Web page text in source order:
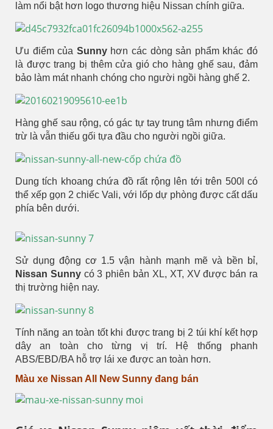
làm nổi bật hơn logo thương hiệu Nissan chính giữa.
Ưu điểm của Sunnyhơn các dòng sản phẩm khác đó
là được trang bị thêm cửa gió cho hàng ghế sau, đảm
bảo làm mát nhanh chóng cho người ngồi hàng ghế 2.
Hàng ghế sau rộng, có gác tự tay trung tâm nhưng điểm
trừ là vẫn thiếu gối tựa đầu cho người ngồi giữa.
Dung tích khoang chứa đồ rất rộng lên tới trên 500l có
thể xếp gọn 2 chiếc Vali, với lốp dự phòng được cất dấu
phía bên dưới.
Sử dụng động cơ 1.5 vận hành mạnh mẽ và bền bỉ,
Nissan Sunnycó 3 phiên bản XL, XT, XV được bán ra
thị trường hiện nay.
Tính năng an toàn tốt khi được trang bị 2 túi khí kết hợp
dây an toàn cho từng vị trí. Hệ thống phanh
ABS/EBD/BA hỗ trợ lái xe được an toàn hơn.
Màu xe Nissan All New Sunny đang bán